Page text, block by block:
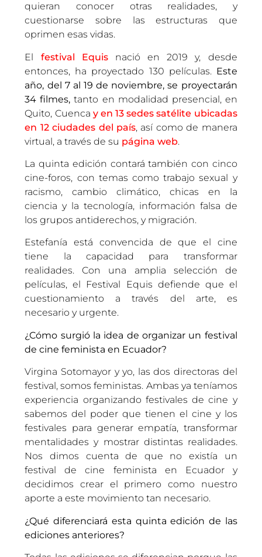
quieran conocer otras realidades, y
cuestionarse sobre las estructuras que
oprimen esas vidas.
El festival Equis nació en 2019 y, desde
entonces, ha proyectado 130 películas. Este
año, del 7 al 19 de noviembre, se proyectarán
34 filmes, tanto en modalidad presencial, en
Quito, Cuenca y en 13 sedes satélite ubicadas
en 12 ciudades del país, así como de manera
virtual, a través de su página web.
La quinta edición contará también con cinco
cine-foros, con temas como trabajo sexual y
racismo, cambio climático, chicas en la
ciencia y la tecnología, información falsa de
los grupos antiderechos, y migración.
Estefanía está convencida de que el cine
tiene la capacidad para transformar
realidades. Con una amplia selección de
películas, el Festival Equis defiende que el
cuestionamiento a través del arte, es
necesario y urgente.
¿Cómo surgió la idea de organizar un festival
de cine feminista en Ecuador?
Virgina Sotomayor y yo, las dos directoras del
festival, somos feministas. Ambas ya teníamos
experiencia organizando festivales de cine y
sabemos del poder que tienen el cine y los
festivales para generar empatía, transformar
mentalidades y mostrar distintas realidades.
Nos dimos cuenta de que no existía un
festival de cine feminista en Ecuador y
decidimos crear el primero como nuestro
aporte a este movimiento tan necesario.
¿Qué diferenciará esta quinta edición de las
ediciones anteriores?